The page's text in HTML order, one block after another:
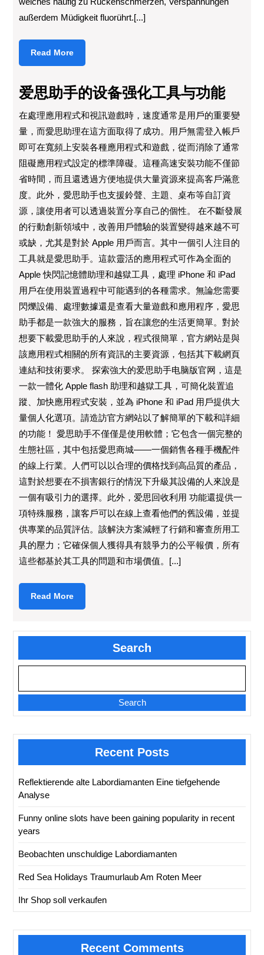
außerdem Müdigkeit fluorührt.[...]
Read MoreRead
More
爱思助手的设备强化工具与功能
在處理應用程式和視訊遊戲時，速度通常是用戶的重要變
量，而愛思助理在這方面取得了成功。用戶無需登入帳戶
即可在寬頻上安裝各種應用程式和遊戲，從而消除了通常
阻礙應用程式設定的標準障礙。這種高速安裝功能不僅節
省時間，而且還透過方便地提供大量資源來提高客戶滿意
度。此外，愛思助手也支援鈴聲、主題、桌布等自訂資
源，讓使用者可以透過裝置分享自己的個性。 在不斷發展
的行動創新領域中，改善用戶體驗的裝置變得越來越不可
或缺，尤其是對於 Apple 用戶而言。其中一個引人注目的
工具就是愛思助手。這款靈活的應用程式可作為全面的
Apple 快閃記憶體助理和越獄工具，處理 iPhone 和 iPad
用戶在使用裝置過程中可能遇到的各種需求。無論您需要
閃爍設備、處理數據還是查看大量遊戲和應用程序，愛思
助手都是一款強大的服務，旨在讓您的生活更簡單。對於
想要下載愛思助手的人來說，程式很簡單，官方網站是與
該應用程式相關的所有資訊的主要資源，包括其下載網頁
連結和技術要求。 探索強大的爱思助手电脑版官网，這是
一款一體化 Apple flash 助理和越獄工具，可簡化裝置追
蹤、加快應用程式安裝，並為 iPhone 和 iPad 用戶提供大
量個人化選項。請造訪官方網站以了解簡單的下載和詳細
的功能！ 愛思助手不僅僅是使用軟體；它包含一個完整的
生態社區，其中包括愛思商城——一個銷售各種手機配件
的線上行業。人們可以以合理的價格找到高品質的產品，
這對於想要在不損害銀行的情況下升級其設備的人來說是
一個有吸引力的選擇。此外，爱思回收利用 功能還提供一
項特殊服務，讓客戶可以在線上查看他們的舊設備，並提
供專業的品質評估。該解決方案減輕了行銷和審查所用工
具的壓力；它確保個人獲得具有競爭力的公平報價，所有
這些都基於其工具的問題和市場價值。[...]
Read MoreRead
More
Search
Search
Recent Posts
Reflektierende alte Labordiamanten Eine tiefgehende
Analyse
Funny online slots have been gaining popularity in recent
years
Beobachten unschuldige Labordiamanten
Red Sea Holidays Traumurlaub Am Roten Meer
Ihr Shop soll verkaufen
Recent Comments